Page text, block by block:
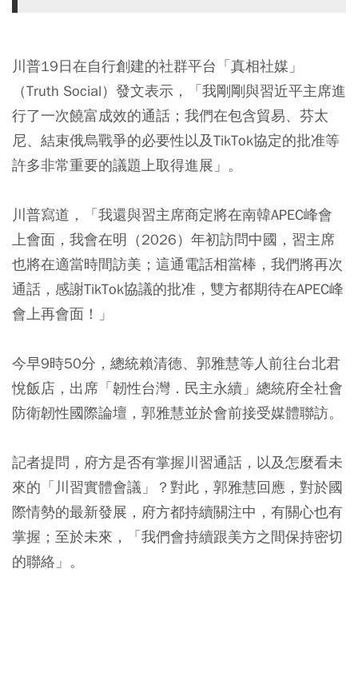
川普19日在自行創建的社群平台「真相社媒」
（Truth Social）發文表示，「我剛剛與習近平主席進
行了一次饒富成效的通話；我們在包含貿易、芬太
尼、結束俄烏戰爭的必要性以及TikTok協定的批准等
許多非常重要的議題上取得進展」。
川普寫道，「我還與習主席商定將在南韓APEC峰會
上會面，我會在明（2026）年初訪問中國，習主席
也將在適當時間訪美；這通電話相當棒，我們將再次
通話，感謝TikTok協議的批准，雙方都期待在APEC峰
會上再會面！」
今早9時50分，總統賴清德、郭雅慧等人前往台北君
悅飯店，出席「韌性台灣．民主永續」總統府全社會
防衛韌性國際論壇，郭雅慧並於會前接受媒體聯訪。
記者提問，府方是否有掌握川習通話，以及怎麼看未
來的「川習實體會議」？對此，郭雅慧回應，對於國
際情勢的最新發展，府方都持續關注中，有關心也有
掌握；至於未來，「我們會持續跟美方之間保持密切
的聯絡」。